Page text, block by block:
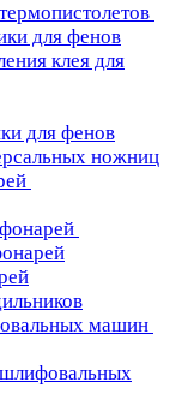
для фенов
клея для
для фенов
ножниц
машин